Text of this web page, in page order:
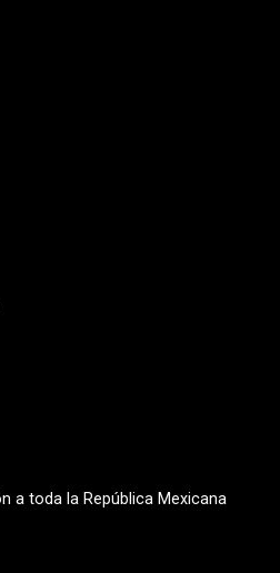
a toda la República Mexicana